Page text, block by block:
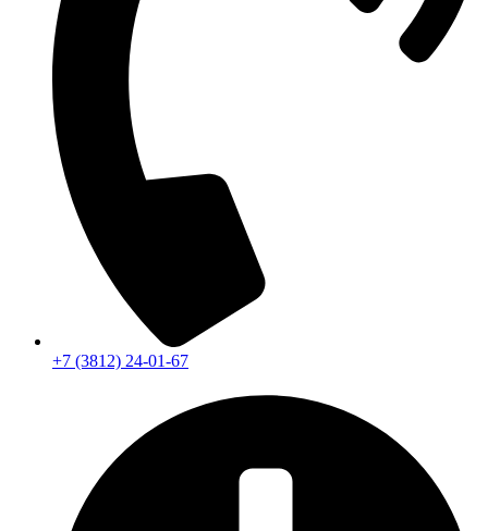
+7 (3812) 24-01-67